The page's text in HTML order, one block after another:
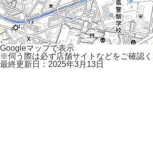
Googleマップで表示
※伺う際は必ず店舗サイトなどをご確認く
最終更新日：2025年3月13日